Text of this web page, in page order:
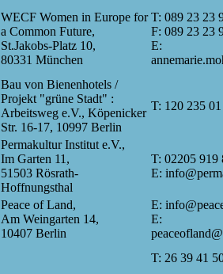
WECF Women in Europe for
a Common Future,
St.Jakobs-Platz 10,
80331 München
T: 089 23 23
F: 089 23 23
E:
Bau von Bienenhotels /
Projekt "grüne Stadt" :
Arbeitsweg e.V., Köpenicker
Str. 16-17, 10997 Berlin
T: 120 235 01
Permakultur Institut e.V.,
Im Garten 11,
51503 Rösrath-
Hoffnungsthal
T: 02205 919
E:
Peace of Land,
Am Weingarten 14,
10407 Berlin
E:
E:
T: 26 39 41